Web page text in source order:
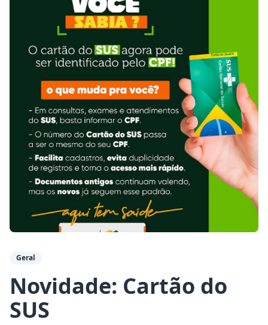
Geral
Novidade: Cartão do
SUS